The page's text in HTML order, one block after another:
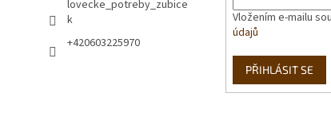
lovecke_potreby_zubice
k
+420603225970
Vložením e-mailu
údajů
PŘIHLÁSIT SE